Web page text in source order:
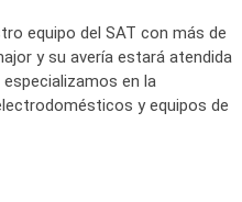
equipo del SAT con más de
y su avería estará atendida
en la
y equipos de